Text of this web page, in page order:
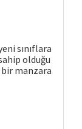
sınıflara
olduğu
manzara